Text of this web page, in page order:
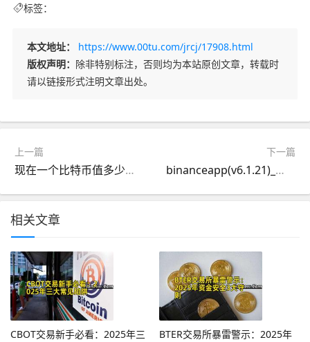
标签：
本文地址：
https://www.00tu.com/jrcj/17908.html
版权声明： 除非特别标注，否则均为本站原创文章，转载时
请以链接形式注明文章出处。
上一篇
现在一个比特币值多少钱2022(现在比特币多少钱一个2021)
下一篇
binanceapp(v6.1.21)_欧亿交易平台官网
相关文章
CBOT交易新手必看：2025年三
BTER交易所暴雷警示：2025年